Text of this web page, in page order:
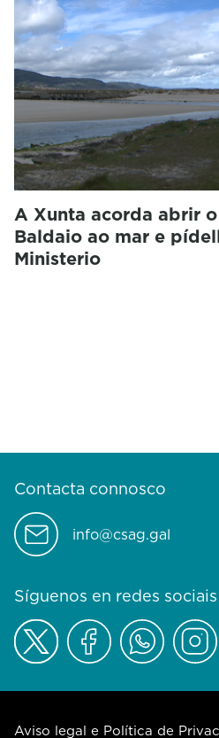
A Xunta acorda abrir
Baldaio ao mar e
Ministerio
Contacta connosco
info@csag.gal
Síguenos en redes sociais
Aviso legal e Política de